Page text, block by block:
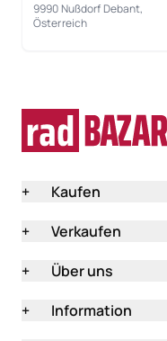
9990 Nußdorf Debant,
Österreich
+
Kaufen
+
Verkaufen
+
Über uns
+
Information